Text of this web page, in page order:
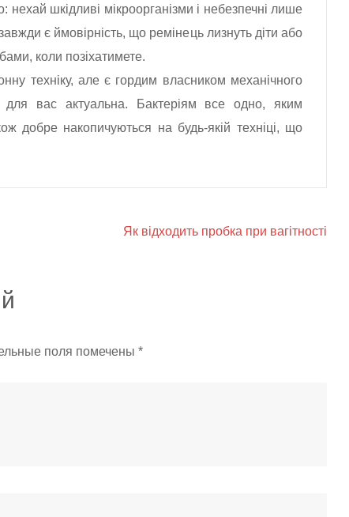
нехай шкідливі мікроорганізми і небезпечні лише
є ймовірність, що ремінець лизнуть діти або
коли позіхатимете.
техніку, але є гордим власником механічного
для вас актуальна. Бактеріям все одно, яким
добре накопичуються на будь-якій техніці, що
Як відходить пробка при вагітності
поля помечены *